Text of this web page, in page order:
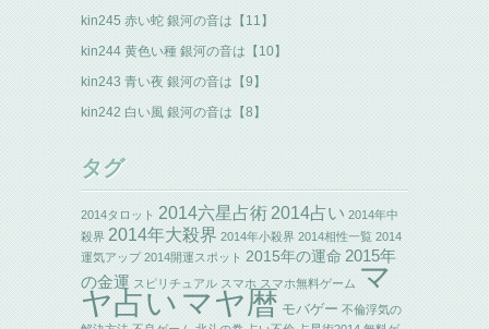
kin245 赤い蛇 銀河の音は【11】
kin244 黄色い種 銀河の音は【10】
kin243 青い夜 銀河の音は【9】
kin242 白い風 銀河の音は【8】
タグ
2014タロット 2014六星占術 2014占い 2014年中
殺界 2014年大殺界 2014年小殺界 2014相性一覧 2014
運気アップ 2014開運スポット 2015年の運命2015年
の金運 スピリチュアル スマホ スマホ無料ゲーム マ
ヤ占い マヤ暦 モバゲー 不倫浮気の